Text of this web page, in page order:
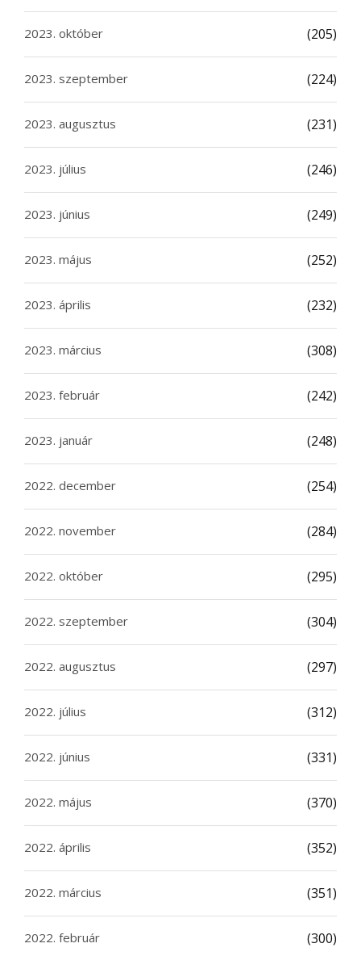
2023. október (205)
2023. szeptember (224)
2023. augusztus (231)
2023. július (246)
2023. június (249)
2023. május (252)
2023. április (232)
2023. március (308)
2023. február (242)
2023. január (248)
2022. december (254)
2022. november (284)
2022. október (295)
2022. szeptember (304)
2022. augusztus (297)
2022. július (312)
2022. június (331)
2022. május (370)
2022. április (352)
2022. március (351)
2022. február (300)